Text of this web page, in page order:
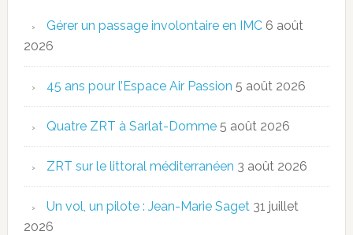
Gérer un passage involontaire en IMC 6 août
2026
45 ans pour l’Espace Air Passion 5 août 2026
Quatre ZRT à Sarlat-Domme 5 août 2026
ZRT sur le littoral méditerranéen 3 août 2026
Un vol, un pilote : Jean-Marie Saget 31 juillet
2026